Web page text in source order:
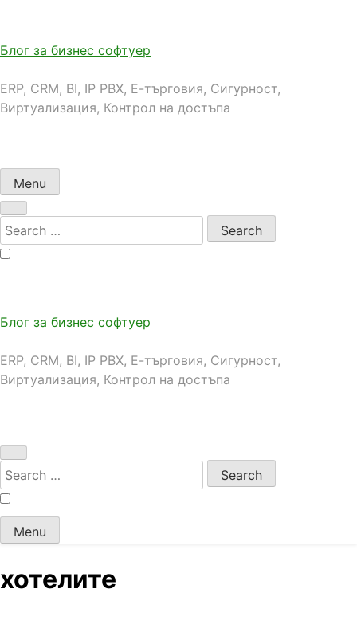
content
Блог за бизнес софтуер
ERP, CRM, BI, IP PBX, Е-търговия, Сигурност,
Виртуализация, Контрол на достъпа
Menu
Search
for:
Блог за бизнес софтуер
ERP, CRM, BI, IP PBX, Е-търговия, Сигурност,
Виртуализация, Контрол на достъпа
Search
for:
Menu
хотелите